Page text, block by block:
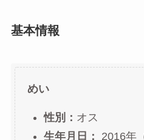
基本情報
めい
性別： オス
生年月日：
2016年